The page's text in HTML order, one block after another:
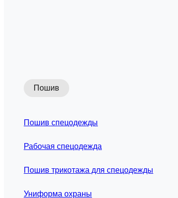
Пошив
Пошив спецодежды
Рабочая спецодежда
Пошив трикотажа для спецодежды
Униформа охраны